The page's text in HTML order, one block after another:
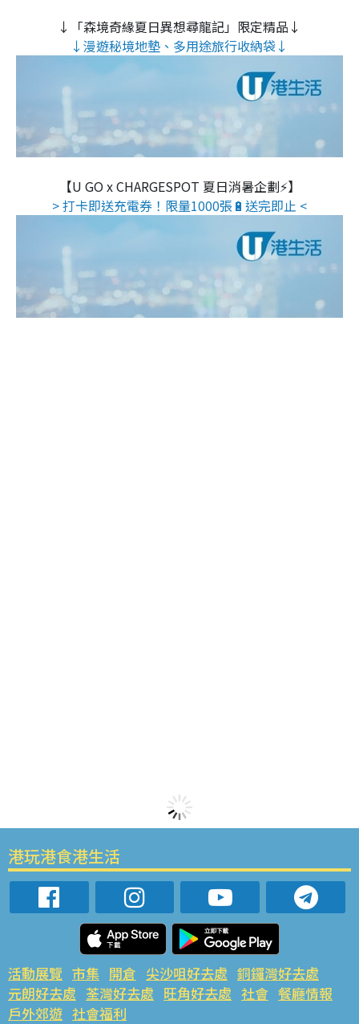
↓「森境奇緣夏日異想尋龍記」限定精品↓
↓漫遊秘境地墊、多用途旅行收納袋↓
【U GO x CHARGESPOT 夏日消暑企劃⚡】
> 打卡即送充電券！限量1000張🔋送完即止 <
港玩港食港生活
活動展覽 市集 開倉 尖沙咀好去處 銅鑼灣好去處
元朗好去處 荃灣好去處 旺角好去處 社會 餐廳情報
戶外郊遊 社會福利